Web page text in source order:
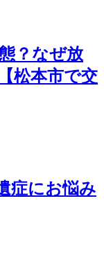
？なぜ放
松本市で交
症にお悩み